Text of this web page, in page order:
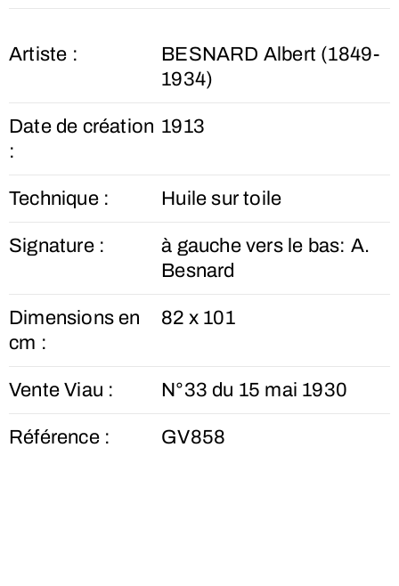
Artiste :
BESNARD Albert (1849-
1934)
Date de création
:
1913
Technique : Huile sur toile
Signature :
à gauche vers le bas: A.
Besnard
Dimensions en
cm :
82 x 101
Vente Viau : N°33 du 15 mai 1930
Référence : GV858